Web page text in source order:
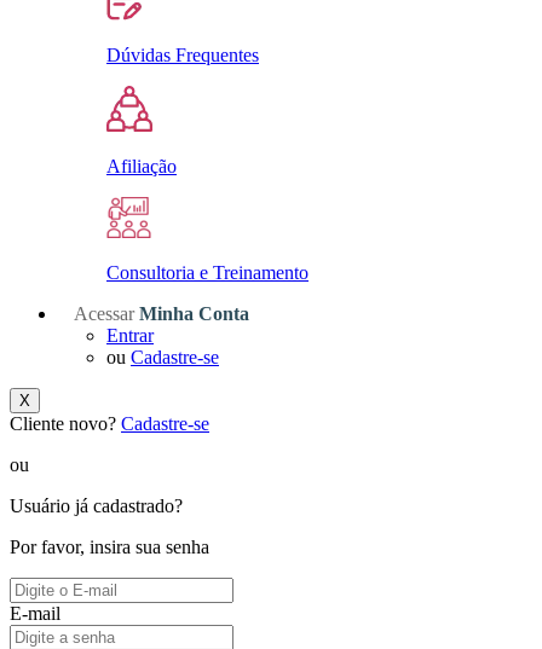
Dúvidas Frequentes
Afiliação
Consultoria e Treinamento
Acessar Minha Conta
Entrar
ou Cadastre-se
X
Cliente novo? Cadastre-se
ou
Usuário já cadastrado?
Por favor, insira sua senha
E-mail